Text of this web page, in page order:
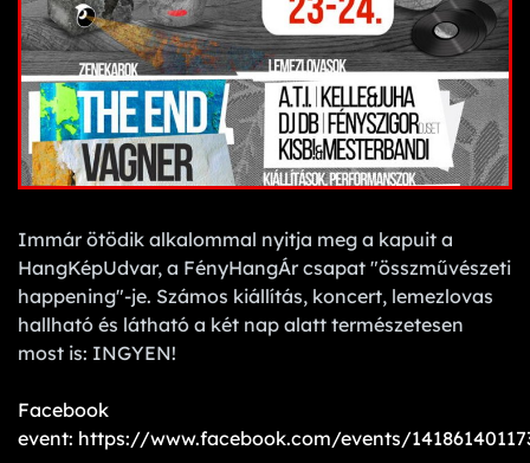
Immár ötödik alkalommal nyitja meg a kapuit a
HangKépUdvar, a FényHangÁr csapat "összművészeti
happening"-je. Számos kiállítás, koncert, lemezlovas
hallható és látható a két nap alatt természetesen
most is: INGYEN!
Facebook
event: https://www.facebook.com/events/